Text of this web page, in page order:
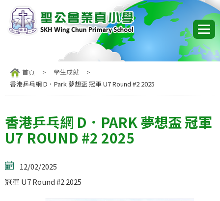
首頁 > 學生成就
>
香港乒乓網 D．Park 夢想盃 冠軍 U7 Round #2 2025
香港乒乓網 D．PARK 夢想盃 冠軍
U7 ROUND #2 2025
12/02/2025
冠軍 U7 Round #2 2025